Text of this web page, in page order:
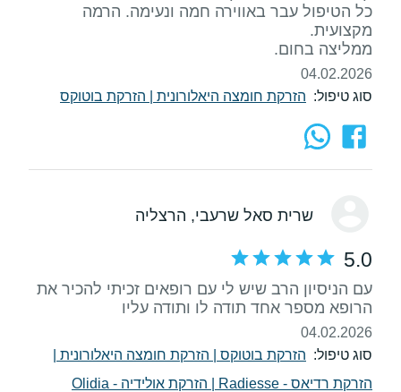
כל הטיפול עבר באווירה חמה ונעימה. הרמה
ממליצה בחום.
04.02.2026
סוג טיפול: הזרקת חומצה היאלורונית הזרקת בוטוקס
שרית סאל שרעבי, הרצליה
5.0
עם הניסיון הרב שיש לי עם רופאים זכיתי להכיר את
הרופא מספר אחד תודה לו ותודה עליו
04.02.2026
סוג טיפול: הזרקת בוטוקס הזרקת חומצה היאלורונית
הזרקת רדיאס - Radiesse
הזרקת אולידיה - Olidia